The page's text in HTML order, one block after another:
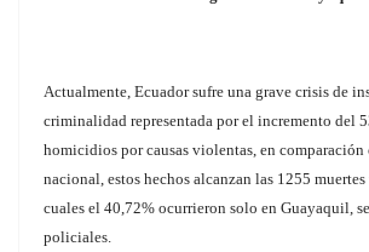
Actualmente, Ecuador sufre una grave crisis de
criminalidad representada por el incremento del
homicidios por causas violentas, en
nacional, estos hechos alcanzan las 1255
cuales el 40,72% ocurrieron solo en Guayaquil,
policiales.